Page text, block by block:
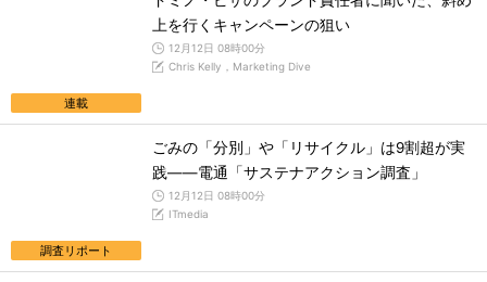
連載
上を行くキャンペーンの狙い
12月12日 08時00分
Chris Kelly，Marketing Dive
調査リポート
ごみの「分別」や「リサイクル」は9割超が実
践――電通「サステナアクション調査」
12月12日 08時00分
ITmedia